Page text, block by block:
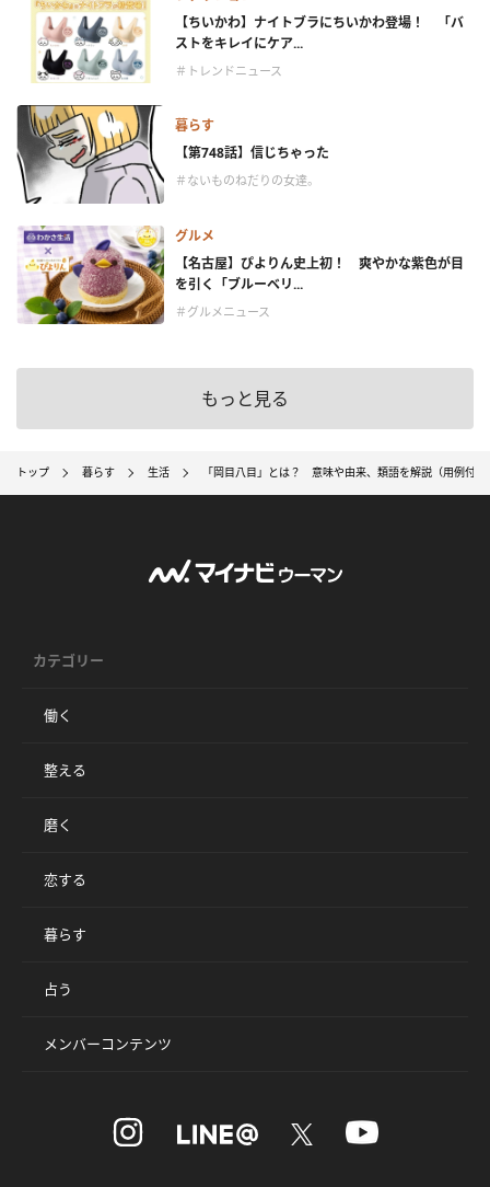
【ちいかわ】ナイトブラにちいかわ登場！ 「バ
ストをキレイにケア...
＃トレンドニュース
暮らす
【第748話】信じちゃった
＃ないものねだりの女達。
グルメ
【名古屋】ぴよりん史上初！ 爽やかな紫色が目
を引く「ブルーベリ...
＃グルメニュース
もっと見る
トップ 暮らす 生活 「岡目八目」とは？ 意味や由来、類語を解説（用例付）
カテゴリー
働く
整える
磨く
恋する
暮らす
占う
メンバーコンテンツ